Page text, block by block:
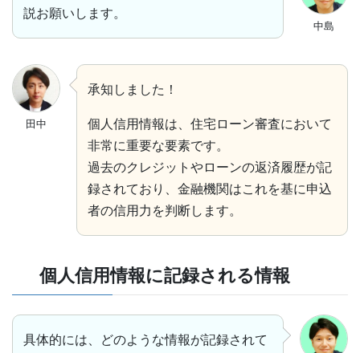
中島
説お願いします。
田中
承知しました！
個人信用情報は、住宅ローン審査において
非常に重要な要素です。
過去のクレジットやローンの返済履歴が記
録されており、金融機関はこれを基に申込
者の信用力を判断します。
個人信用情報に記録される情報
具体的には、どのような情報が記録されて